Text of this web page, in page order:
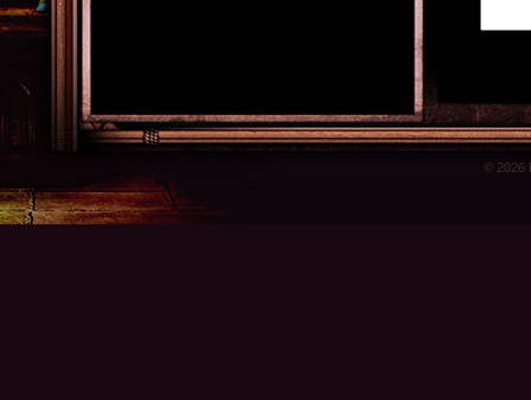
© 2026